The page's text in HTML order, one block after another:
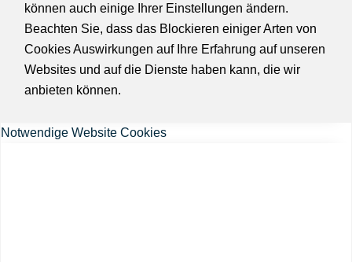
können auch einige Ihrer Einstellungen ändern.
Beachten Sie, dass das Blockieren einiger Arten von
Cookies Auswirkungen auf Ihre Erfahrung auf unseren
Websites und auf die Dienste haben kann, die wir
anbieten können.
Notwendige Website Cookies